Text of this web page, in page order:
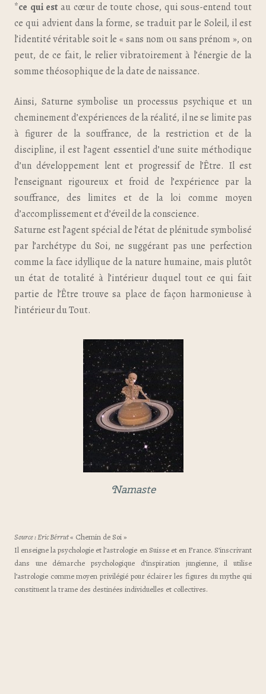
*ce qui est au cœur de toute chose, qui sous-entend tout
ce qui advient dans la forme, se traduit par le Soleil, il est
l’identité véritable soit le « sans nom ou sans prénom », on
peut, de ce fait, le relier vibratoirement à l’énergie de la
somme théosophique de la date de naissance.
Ainsi, Saturne symbolise un processus psychique et un
cheminement d’expériences de la réalité, il ne se limite pas
à figurer de la souffrance, de la restriction et de la
discipline, il est l’agent essentiel d’une suite méthodique
d’un développement lent et progressif de l’Être. Il est
l’enseignant rigoureux et froid de l’expérience par la
souffrance, des limites et de la loi comme moyen
d’accomplissement et d’éveil de la conscience.
Saturne est l’agent spécial de l’état de plénitude symbolisé
par l’archétype du Soi, ne suggérant pas une perfection
comme la face idyllique de la nature humaine, mais plutôt
un état de totalité à l’intérieur duquel tout ce qui fait
partie de l’Être trouve sa place de façon harmonieuse à
l’intérieur du Tout.
Namaste
Source : Eric Bérrut« Chemin de Soi »
Il enseigne la psychologie et l’astrologie en Suisse et en France. S’inscrivant
dans une démarche psychologique d’inspiration jungienne, il utilise
l’astrologie comme moyen privilégié pour éclairer les figures du mythe qui
constituent la trame des destinées individuelles et collectives.